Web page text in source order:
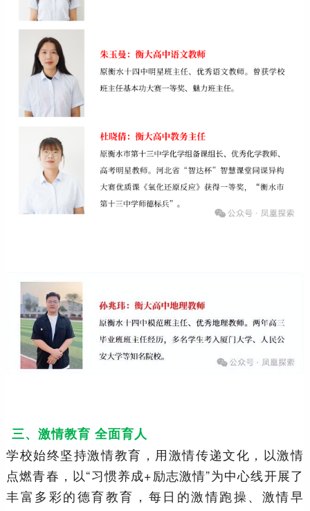
三、激情教育 全面育人
学校始终坚持激情教育，用激情传递文化，以激情
点燃青春，以“习惯养成+励志激情”为中心线开展了
丰富多彩的德育教育，每日的激情跑操、激情早